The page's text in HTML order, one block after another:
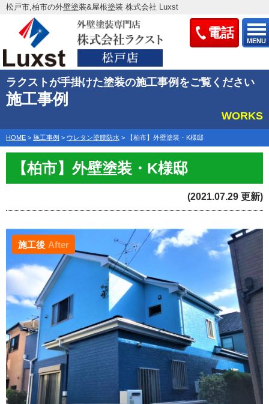
電話
MENU
松戸市,柏市の外壁塗装&屋根塗装 株式会社 Luxst
ラクストが手掛けた塗装の施工事例をご覧ください
施工事例
WORKS
HOME > 施工事例 > ウレタン塗膜防水 > 【柏市】外壁塗装・K様邸
【柏市】外壁塗装・K様邸
(2021.07.29 更新)
施工後 After